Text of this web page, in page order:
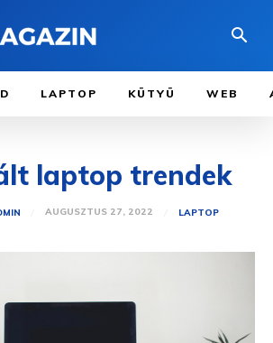
LAPTOP KÜTYÜ WEB
laptop trendek
AUGUSZTUS 27, 2022 LAPTOP